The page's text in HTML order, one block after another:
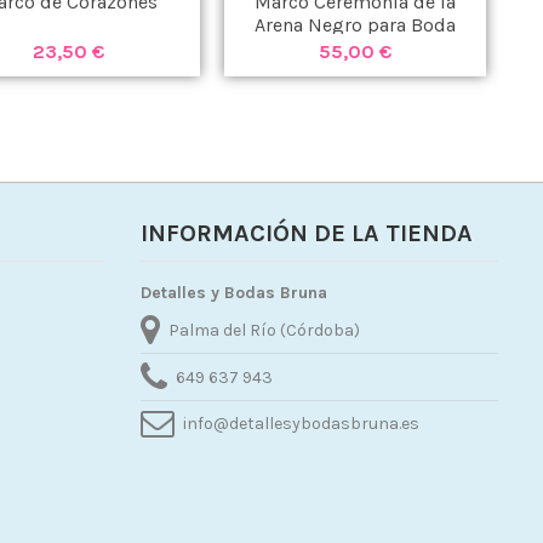
23,50 €
Arena Negro para Boda
55,00 €
INFORMACIÓN DE LA TIENDA
Detalles y Bodas Bruna
Palma del Río (Córdoba)
649 637 943
info@detallesybodasbruna.es